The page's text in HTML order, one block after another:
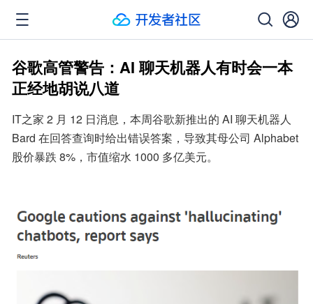
谷歌高管警告：AI 聊天机器人有时会一本
正经地胡说八道
IT之家 2 月 12 日消息，本周谷歌新推出的 AI 聊天机器人
Bard 在回答查询时给出错误答案，导致其母公司 Alphabet
股价暴跌 8%，市值缩水 1000 多亿美元。